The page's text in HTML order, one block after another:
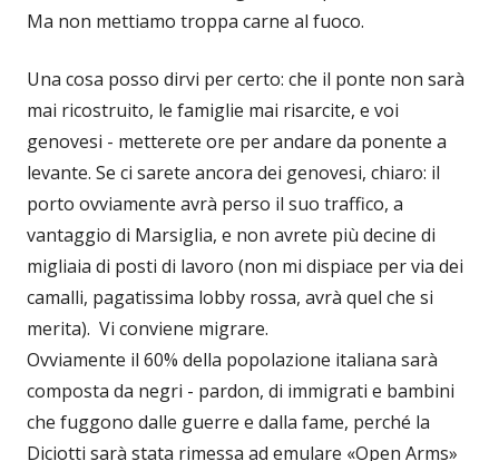
Ma non mettiamo troppa carne al fuoco.
Una cosa posso dirvi per certo: che il ponte non sarà
mai ricostruito, le famiglie mai risarcite, e voi
genovesi - metterete ore per andare da ponente a
levante. Se ci sarete ancora dei genovesi, chiaro: il
porto ovviamente avrà perso il suo traffico, a
vantaggio di Marsiglia, e non avrete più decine di
migliaia di posti di lavoro (non mi dispiace per via dei
camalli, pagatissima lobby rossa, avrà quel che si
merita). Vi conviene migrare.
Ovviamente il 60% della popolazione italiana sarà
composta da negri - pardon, di immigrati e bambini
che fuggono dalle guerre e dalla fame, perché la
Diciotti sarà stata rimessa ad emulare «Open Arms»